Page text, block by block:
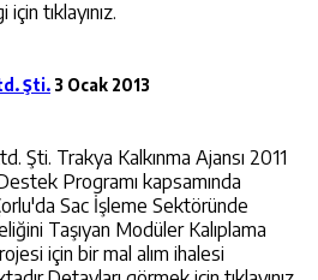
tıklayınız.
Şti. 3 Ocak 2013
Şti. Trakya Kalkınma Ajansı 2011
Programı kapsamında
Sac İşleme Sektöründe
Taşıyan Modüler Kalıplama
için bir mal alım ihalesi